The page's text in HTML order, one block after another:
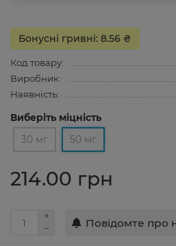
Бонусні гривні: 8.56 ₴
Код товару:
Виробник:
Наявність:
Виберіть міцність
30 мг
50 мг
214.00 грн
Повідомте про